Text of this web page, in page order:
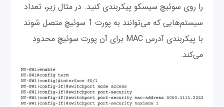
را روی سوئیچ سیسکو پیکربندی کنید. در مثال زیر، تعداد
سیستم‌هایی که می‌توانند به پورت 1 سوئیچ متصل شوند
با پیکربندی آدرس MAC برای آن پورت سوئیچ محدود
می‌کند.